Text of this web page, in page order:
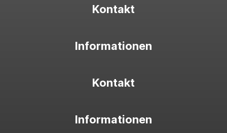
Kontakt
Informationen
Kontakt
Informationen